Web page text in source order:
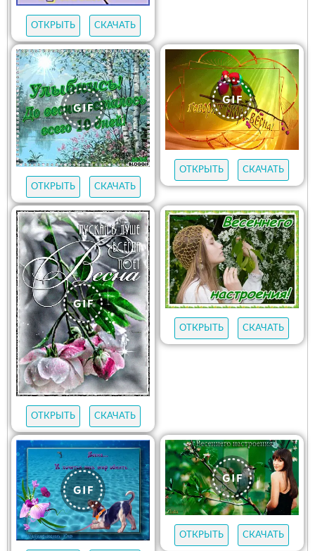
ОТКРЫТЬ СКАЧАТЬ
ОТКРЫТЬ СКАЧАТЬ
ОТКРЫТЬ СКАЧАТЬ
ОТКРЫТЬ СКАЧАТЬ
ОТКРЫТЬ СКАЧАТЬ
ОТКРЫТЬ СКАЧАТЬ